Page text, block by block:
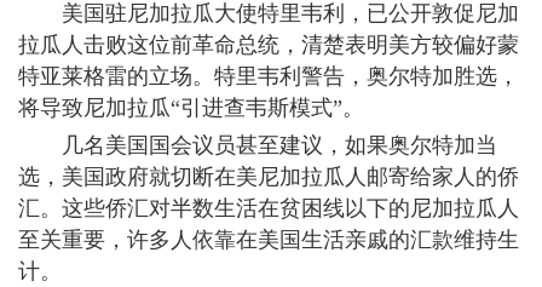
美国驻尼加拉瓜大使特里韦利，已公开敦促尼加
拉瓜人击败这位前革命总统，清楚表明美方较偏好蒙
特亚莱格雷的立场。特里韦利警告，奥尔特加胜选，
将导致尼加拉瓜“引进查韦斯模式”。
几名美国国会议员甚至建议，如果奥尔特加当
选，美国政府就切断在美尼加拉瓜人邮寄给家人的侨
汇。这些侨汇对半数生活在贫困线以下的尼加拉瓜人
至关重要，许多人依靠在美国生活亲戚的汇款维持生
计。